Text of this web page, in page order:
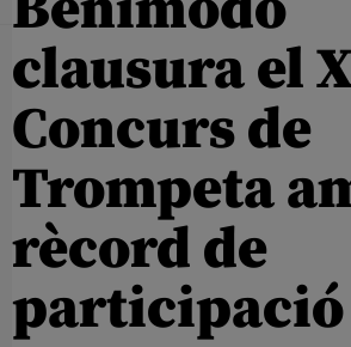
clausura el
Concurs de
Trompeta
rècord de
participació